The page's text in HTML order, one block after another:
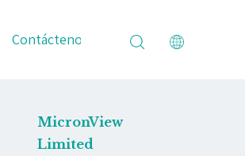
Contáctenos
MicronView
Limited